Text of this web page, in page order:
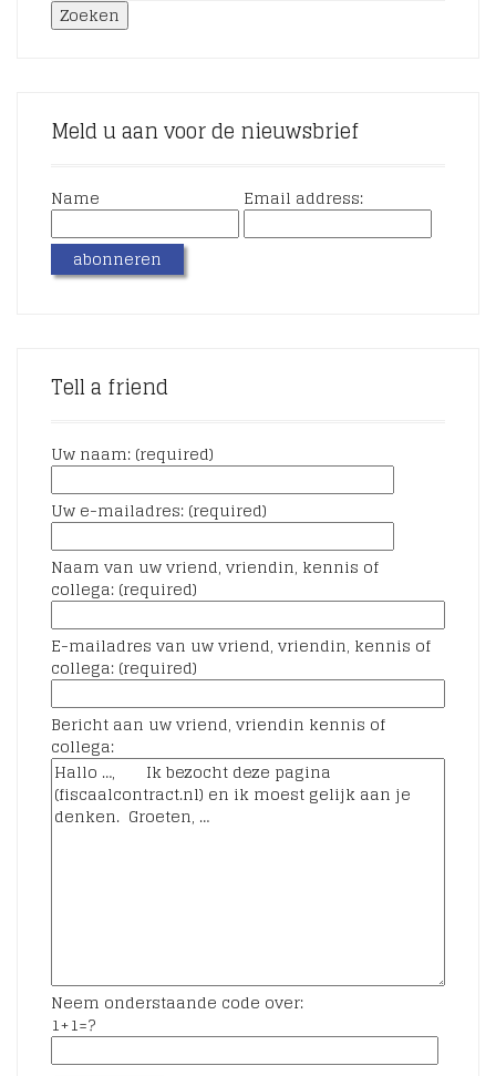
Zoeken
Meld u aan voor de nieuwsbrief
Name Email address:
Tell a friend
Uw naam: (required)
Uw e-mailadres: (required)
Naam van uw vriend, vriendin, kennis of
collega: (required)
E-mailadres van uw vriend, vriendin, kennis of
collega: (required)
Bericht aan uw vriend, vriendin kennis of
collega:
Neem onderstaande code over:
1+1=?